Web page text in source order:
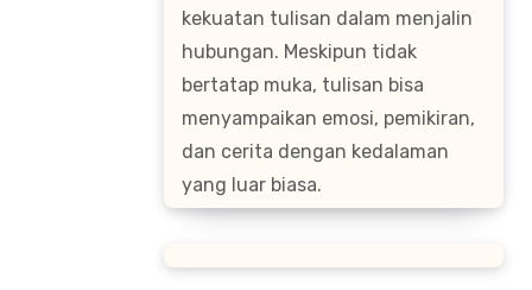
kekuatan tulisan dalam menjalin
hubungan. Meskipun tidak
bertatap muka, tulisan bisa
menyampaikan emosi, pemikiran,
dan cerita dengan kedalaman
yang luar biasa.